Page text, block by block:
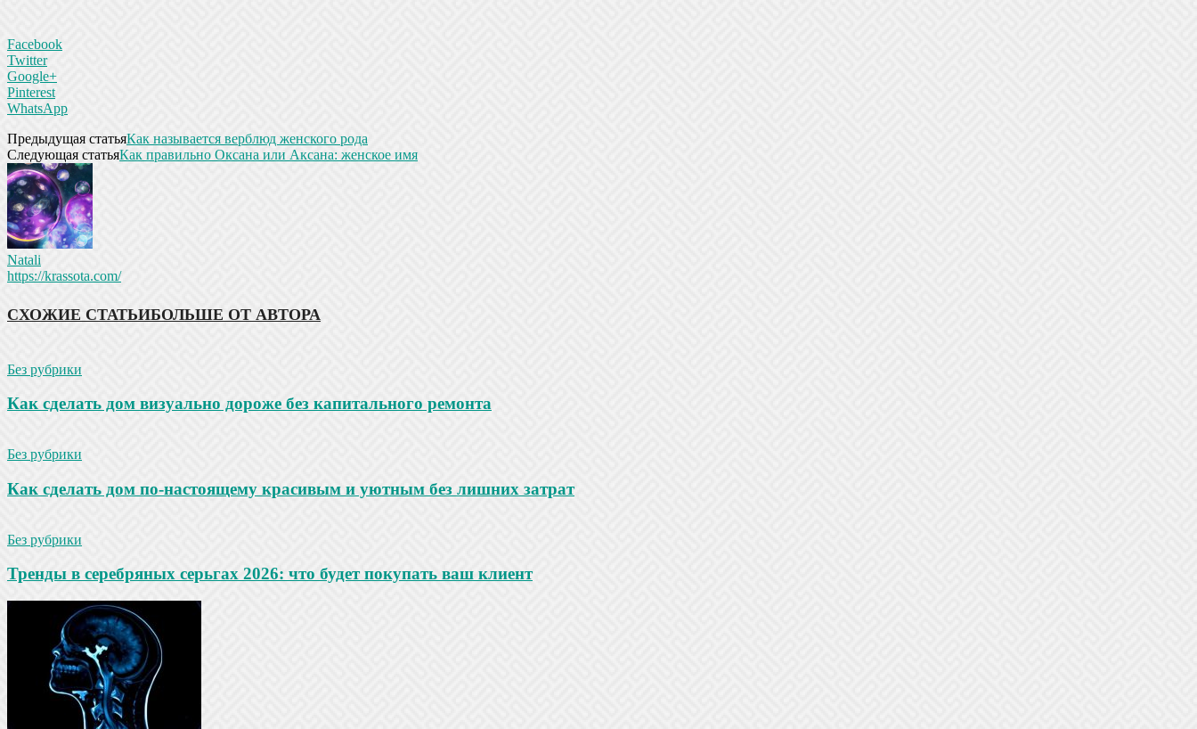
Facebook
Twitter
Google+
Pinterest
WhatsApp
Предыдущая статьяКак называется верблюд женского рода
Следующая статьяКак правильно Оксана или Аксана: женское имя
Natali
https://krassota.com/
СХОЖИЕ СТАТЬИБОЛЬШЕ ОТ АВТОРА
Без рубрики
Как сделать дом визуально дороже без капитального ремонта
Без рубрики
Как сделать дом по-настоящему красивым и уютным без лишних затрат
Без рубрики
Тренды в серебряных серьгах 2026: что будет покупать ваш клиент